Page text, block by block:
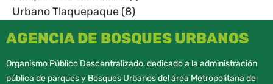
Urbano Tlaquepaque (8)
AGENCIA DE BOSQUES URBANOS
Organismo Público Descentralizado, dedicado a la administración
pública de parques y Bosques Urbanos del área Metropolitana de